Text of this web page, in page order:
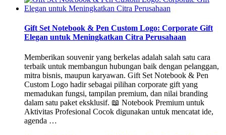
Gift Set Notebook & Pen Custom Logo: Corporate Gift
Elegan untuk Meningkatkan Citra Perusahaan
Memberikan souvenir yang berkelas adalah salah satu cara
terbaik untuk membangun hubungan baik dengan pelanggan,
mitra bisnis, maupun karyawan. Gift Set Notebook & Pen
Custom Logo hadir sebagai pilihan corporate gift yang
memadukan fungsi, tampilan premium, dan nilai branding
dalam satu paket eksklusif. 📖 Notebook Premium untuk
Aktivitas Profesional Cocok digunakan untuk mencatat ide,
agenda …